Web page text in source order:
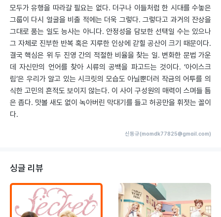
모두가 유행을 따라갈 필요는 없다. 더구나 이들처럼 한 시대를 수놓은
그룹이 다시 얼굴을 비출 적에는 더욱 그렇다. 그렇다고 과거의 잔상을
그대로 품는 일도 능사는 아니다. 안정성을 담보한 선택일 수는 있으나
그 자체로 진부한 반복 혹은 지루한 인상에 갇힐 공산이 크기 때문이다.
결국 핵심은 위 두 진영 간의 적절한 비율을 찾는 일. 변화한 문법 가운
데 자신만의 언어를 찾아 시류의 공백을 파고드는 것이다. ‘아이스크
림’은 우리가 알고 있는 시크릿의 모습도 아닐뿐더러 작금의 어투를 의
식한 고민의 흔적도 보이지 않는다. 이 사이 구성원의 매력이 스며들 틈
은 좁다. 맛볼 새도 없이 녹아버린 막대기를 들고 허공만을 휘젓는 꼴이
다.
신동규(momdk77825@gmail.com)
싱글 리뷰